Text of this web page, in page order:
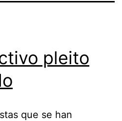
pleito
que se han